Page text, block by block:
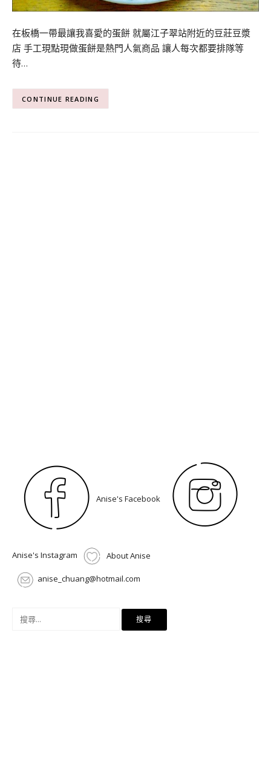
在板橋一帶最讓我喜愛的蛋餅 就屬江子翠站附近的豆莊豆漿
店 手工現點現做蛋餅是熱門人氣商品 讓人每次都要排隊等
待…
CONTINUE READING
Anise's Facebook
Anise's Instagram About Anise
anise_chuang@hotmail.com